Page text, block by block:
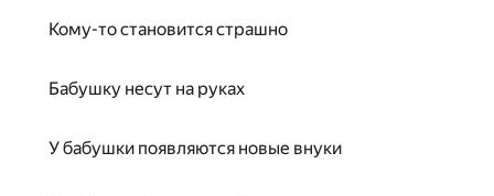
Кому-то становится страшно
Бабушку несут на руках
У бабушки появляются новые внуки